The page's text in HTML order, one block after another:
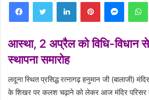
आस्था, 2 अप्रैल को विधि-विधान से
स्थापना समारोह
लदूना स्थित प्रसिद्ध रत्नागढ़ हनुमान जी (बालाजी)
के शिखर पर कलश चढ़ाने को लेकर आज मंदिर परिसर